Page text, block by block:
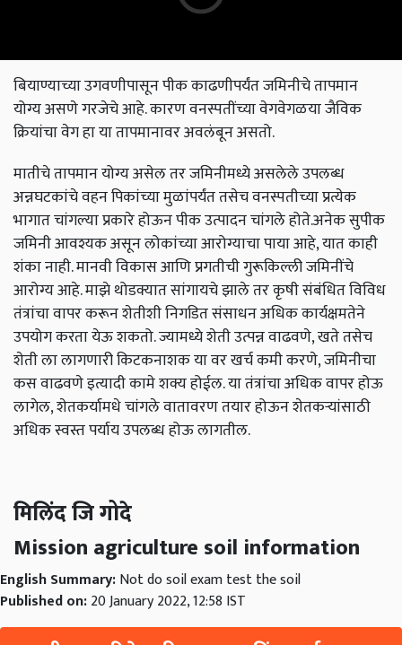
बियाण्याच्या उगवणीपासून पीक काढणीपर्यंत जमिनीचे तापमान
योग्य असणे गरजेचे आहे. कारण वनस्पतींच्या वेगवेगळया जैविक
क्रियांचा वेग हा या तापमानावर अवलंबून असतो.
मातीचे तापमान योग्य असेल तर जमिनीमध्ये असलेले उपलब्ध
अन्नघटकांचे वहन पिकांच्या मुळांपर्यंत तसेच वनस्पतीच्या प्रत्येक
भागात चांगल्या प्रकारे होऊन पीक उत्पादन चांगले होते.अनेक सुपीक
जमिनी आवश्यक असून लोकांच्या आरोग्याचा पाया आहे, यात काही
शंका नाही. मानवी विकास आणि प्रगतीची गुरूकिल्ली जमिनींचे
आरोग्य आहे. माझे थोडक्यात सांगायचे झाले तर कृषी संबंधित विविध
तंत्रांचा वापर करून शेतीशी निगडित संसाधन अधिक कार्यक्षमतेने
उपयोग करता येऊ शकतो. ज्यामध्ये शेती उत्पन्न वाढवणे, खते तसेच
शेती ला लागणारी किटकनाशक या वर खर्च कमी करणे, जमिनीचा
कस वाढवणे इत्यादी कामे शक्य होईल. या तंत्रांचा अधिक वापर होऊ
लागेल, शेतकर्यामधे चांगले वातावरण तयार होऊन शेतकऱ्यांसाठी
अधिक स्वस्त पर्याय उपलब्ध होऊ लागतील.
मिलिंद जि गोदे
Mission agriculture soil information
English Summary:Not do soil exam test the soil
Published on:20 January 2022, 12:58 IST